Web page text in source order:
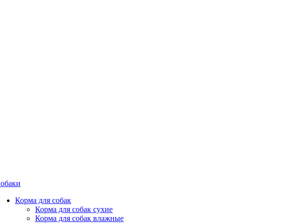
Корма для собак
Корма для собак сухие
Корма для собак влажные